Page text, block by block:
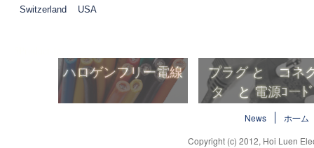
Switzerland USA
ハロゲンフリー電線
ハロゲンフリー電線
プラグ と コネ
タ と 電源ｺーﾄ
プラグ と コネ
タ と 電源ｺーﾄ
News
ホ一ム
Copyright (c) 2012, Hoi Luen